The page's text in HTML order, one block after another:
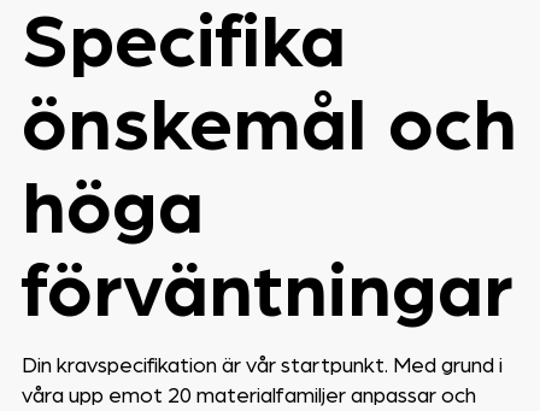
Specifika
önskemål och
höga
förväntningar
Din kravspecifikation är vår startpunkt. Med grund i
våra upp emot 20 materialfamiljer anpassar och